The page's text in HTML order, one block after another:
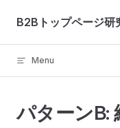
Skip to content
B2Bトップページ研
Menu
パターンB: